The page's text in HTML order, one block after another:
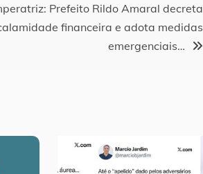
Prefeito Rildo Amaral decreta
financeira e adota medidas
emergenciais…